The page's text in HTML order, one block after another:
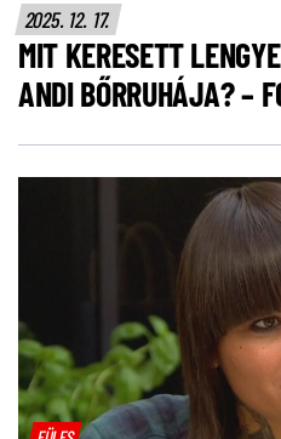
2025. 12. 17.
MIT KERESETT
ANDI BŐRRUHÁJA? –